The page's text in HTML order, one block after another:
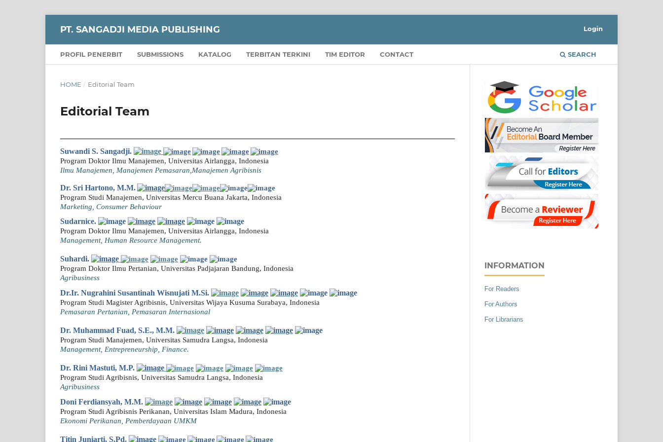
PT. SANGADJI MEDIA PUBLISHING
PROFIL PENERBIT SUBMISSIONS KATALOG TERBITAN TERKINI TIM EDITOR CONTACT SEARCH
Login
HOME / Editorial Team
Editorial Team
Suwandi S. Sangadji.
Program Doktor Ilmu Manajemen, Universitas Airlangga, Indonesia
Ilmu Manajemen, Manajemen Pemasaran,Manajemen Agribisnis
Dr. Sri Hartono, M.M.
Program Studi Manajemen, Universitas Mercu Buana Jakarta, Indonesia
Marketing, Consumer Behaviour
Sudarnice.
Program Doktor Ilmu Manajemen, Universitas Airlangga, Indonesia
Management, Human Resource Management.
Suhardi.
Program Doktor Ilmu Pertanian, Universitas Padjajaran Bandung, Indonesia
Agribusiness
Dr.Ir. Nugrahini Susantinah Wisnujati M.Si.
Program Studi Magister Agribisnis, Universitas Wijaya Kusuma Surabaya, Indonesia
Pemasaran Pertanian, Pemasaran Internasional
Dr. Muhammad Fuad, S.E., M.M.
Program Studi Manajemen, Universitas Samudra Langsa, Indonesia
Management, Entrepreneurship, Finance.
Dr. Rini Mastuti, M.P.
Program Studi Agribisnis, Universitas Samudra Langsa, Indonesia
Agribusiness
Doni Ferdiansyah, M.M.
Program Studi Agribisnis Perikanan, Universitas Islam Madura, Indonesia
Ekonomi Perikanan, Pemberdayaan UMKM
Titin Juniarti, S.Pd.
INFORMATION
For Readers
For Authors
For Librarians